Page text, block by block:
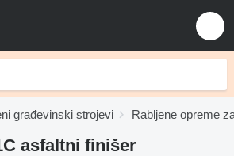
građevinski strojevi Rabljene opreme
asfaltni finišer